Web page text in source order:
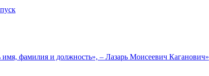
фамилия и должность», – Лазарь Моисеевич Каганович»